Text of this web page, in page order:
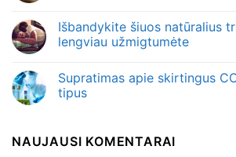
Išbandykite šiuos natūralius
lengviau užmigtumėte
Supratimas apie skirtingus
tipus
NAUJAUSI KOMENTARAI